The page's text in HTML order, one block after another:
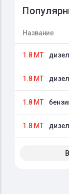
Название
1.8 MT
1.8 MT
1.8 MT
1.8 MT